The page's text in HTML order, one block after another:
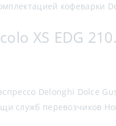
кофеварки
XS EDG
Delonghi Dolce
служб перевозчиков